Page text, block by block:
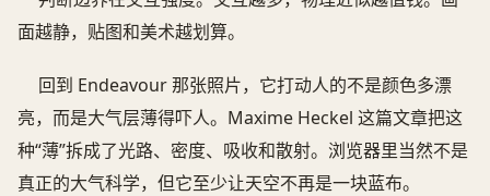
面越静，贴图和美术越划算。
回到 Endeavour 那张照片，它打动人的不是颜色多漂
亮，而是大气层薄得吓人。Maxime Heckel 这篇文章把这
种“薄”拆成了光路、密度、吸收和散射。浏览器里当然不是
真正的大气科学，但它至少让天空不再是一块蓝布。